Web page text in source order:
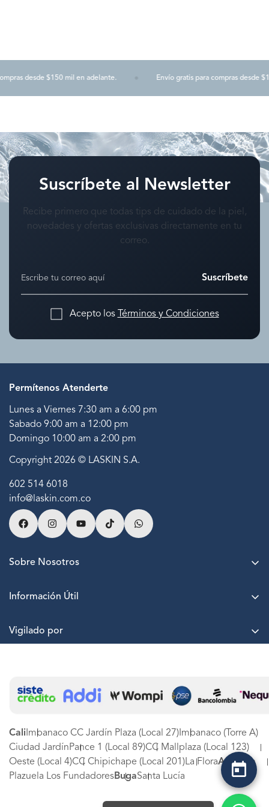
desde $150 mil en adelante. Envío gratis para compras desde
Suscríbete al Newsletter
Recibe primero que todas tips de cuidado de la piel,
novedades y ofertas exclusivas directamente en tu
correo.
Suscríbete
Acepto los Términos y Condiciones
Permítenos Atenderte
Lunes a Viernes 7:30 am a 6:00 pm
Sabado 9:00 am a 12:00 pm
Domingo 10:00 am a 2:00 pm
Copyright 2026 © LASKIN S.A.
602 514 6018
info@laskin.com.co
Sobre Nosotros
Nuestras sedes
Trabaja con nosotros
Estado de PQRSF
Información Útil
Paga a cuotas sin interés
Canal de denuncias LASKIN SA
Vigilado por
Cali Imbanaco CC Jardín Plaza (Local 27) Imbanaco (Torre A)
Ciudad JardínPance 1 (Local 89)CC Mallplaza (Local 123)
Oeste (Local 4)CC Chipichape (Local 201)La FloraArmenia
Plazuela Los FundadoresBugaSanta Lucía